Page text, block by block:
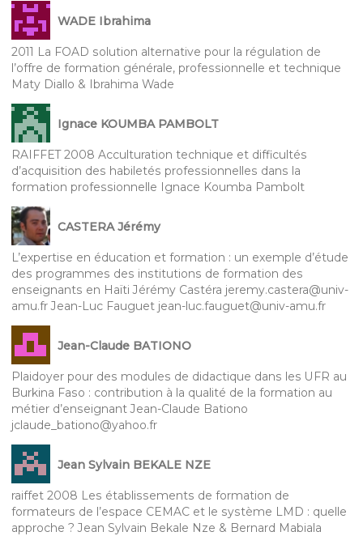
WADE Ibrahima
2011 La FOAD solution alternative pour la régulation de
l’offre de formation générale, professionnelle et technique
Maty Diallo & Ibrahima Wade
Ignace KOUMBA PAMBOLT
RAIFFET 2008 Acculturation technique et difficultés
d’acquisition des habiletés professionnelles dans la
formation professionnelle Ignace Koumba Pambolt
CASTERA Jérémy
L’expertise en éducation et formation : un exemple d’étude
des programmes des institutions de formation des
enseignants en Haïti Jérémy Castéra jeremy.castera@univ-
amu.fr Jean-Luc Fauguet jean-luc.fauguet@univ-amu.fr
Jean-Claude BATIONO
Plaidoyer pour des modules de didactique dans les UFR au
Burkina Faso : contribution à la qualité de la formation au
métier d’enseignant Jean-Claude Bationo
jclaude_bationo@yahoo.fr
Jean Sylvain BEKALE NZE
raiffet 2008 Les établissements de formation de
formateurs de l’espace CEMAC et le système LMD : quelle
approche ? Jean Sylvain Bekale Nze & Bernard Mabiala